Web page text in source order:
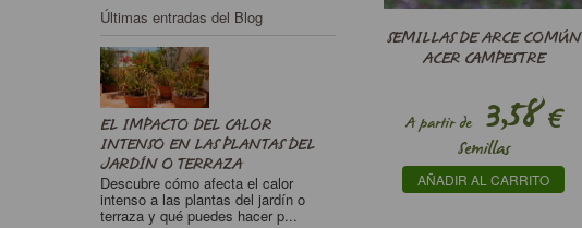
Flor cortada
Flor seca
Forrajera
Frutal
Huerta
Insecticidas naturales
Jardín de bajo mantenimiento
Jardinería
Últimas entradas del Blog
EL IMPACTO DEL CALOR
INTENSO EN LAS PLANTAS DEL
JARDÍN O TERRAZA
Descubre cómo afecta el calor
intenso a las plantas del jardín o
terraza y qué puedes hacer p...
SEMILLAS DE ARCE COMÚN
ACER CAMPESTRE
A partir de3,58€
Semillas
AÑADIR AL CARRITO